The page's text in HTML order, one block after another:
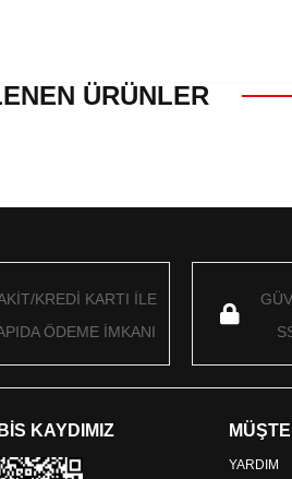
ÜRÜNLER
KREDİ KARTI İLE
ÖDEME İMKANI
KAYDIMIZ
YARDIM